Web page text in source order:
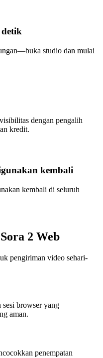
studio dan mulai
dengan pengalih
kredit.
kembali
kembali di seluruh
2 Web
pengiriman video sehari-
sesi browser yang
aman.
penempatan